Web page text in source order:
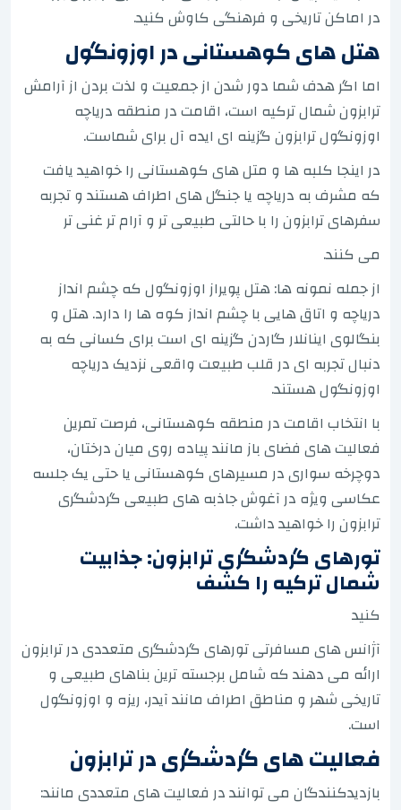
در اماکن تاریخی و فرهنگی کاوش کنید.
هتل های کوهستانی در اوزونگول
اما اگر هدف شما دور شدن از جمعیت و لذت بردن از آرامش
ترابزون شمال ترکیه است، اقامت در منطقه دریاچه
اوزونگول ترابزون گزینه ای ایده آل برای شماست.
در اینجا کلبه ها و متل های کوهستانی را خواهید یافت
که مشرف به دریاچه یا جنگل های اطراف هستند و تجربه
سفرهای ترابزون را با حالتی طبیعی تر و آرام تر غنی تر
می کنند.
از جمله نمونه ها: هتل پویراز اوزونگول که چشم انداز
دریاچه و اتاق هایی با چشم انداز کوه ها را دارد. هتل و
بنگالوی اینانلار گاردن گزینه ای است برای کسانی که به
دنبال تجربه ای در قلب طبیعت واقعی نزدیک دریاچه
اوزونگول هستند.
با انتخاب اقامت در منطقه کوهستانی، فرصت تمرین
فعالیت های فضای باز مانند پیاده روی میان درختان،
دوچرخه سواری در مسیرهای کوهستانی یا حتی یک جلسه
عکاسی ویژه در آغوش جاذبه های طبیعی گردشگری
ترابزون را خواهید داشت.
تورهای گردشگری ترابزون: جذابیت
شمال ترکیه را کشف
کنید
آژانس های مسافرتی تورهای گردشگری متعددی در ترابزون
ارائه می دهند که شامل برجسته ترین بناهای طبیعی و
تاریخی شهر و مناطق اطراف مانند آیدر، ریزه و اوزونگول
است.
فعالیت های گردشگری در ترابزون
بازدیدکنندگان می توانند در فعالیت های متعددی مانند: